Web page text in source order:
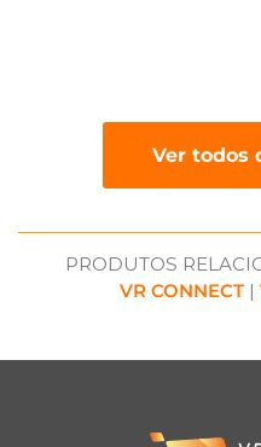
Ver todos
PRODUTOS
VR CONNECT|